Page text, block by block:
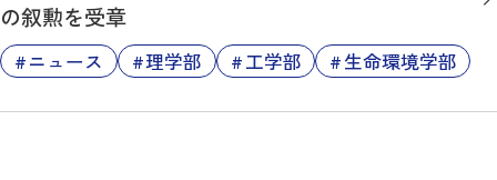
の叙勲を受章
ニュース 理学部 工学部 生命環境学部